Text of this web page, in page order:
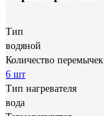
Тип
водяной
Количество перемычек
6 шт
Тип нагревателя
вода